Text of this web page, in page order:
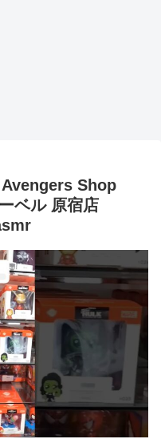
Avengers Shop
ベル 原宿店